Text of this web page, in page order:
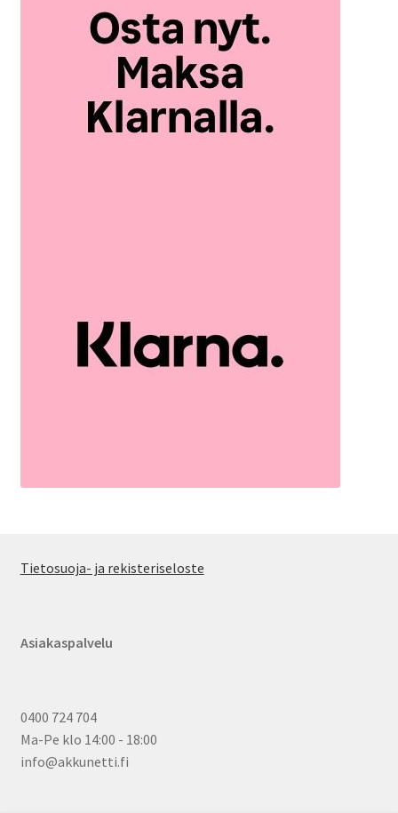
Tietosuoja- ja rekisteriseloste
Asiakaspalvelu
0400 724 704
Ma-Pe klo 14:00 - 18:00
info@akkunetti.fi